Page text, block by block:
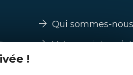
!
Qui sommes-
Votre projet
Guide s'installer